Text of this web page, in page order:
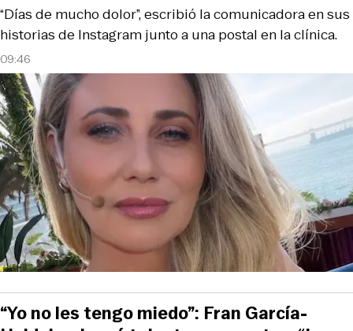
09:46
“Días de mucho dolor”, escribió la comunicadora en sus
historias de Instagram junto a una postal en la clínica.
“Yo no les tengo miedo”: Fran García-